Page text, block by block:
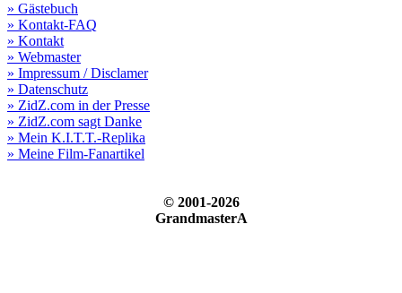
» Gästebuch
» Kontakt-FAQ
» Kontakt
» Webmaster
» Impressum / Disclamer
» Datenschutz
» ZidZ.com in der Presse
» ZidZ.com sagt Danke
» Mein K.I.T.T.-Replika
» Meine Film-Fanartikel
© 2001-2026
GrandmasterA